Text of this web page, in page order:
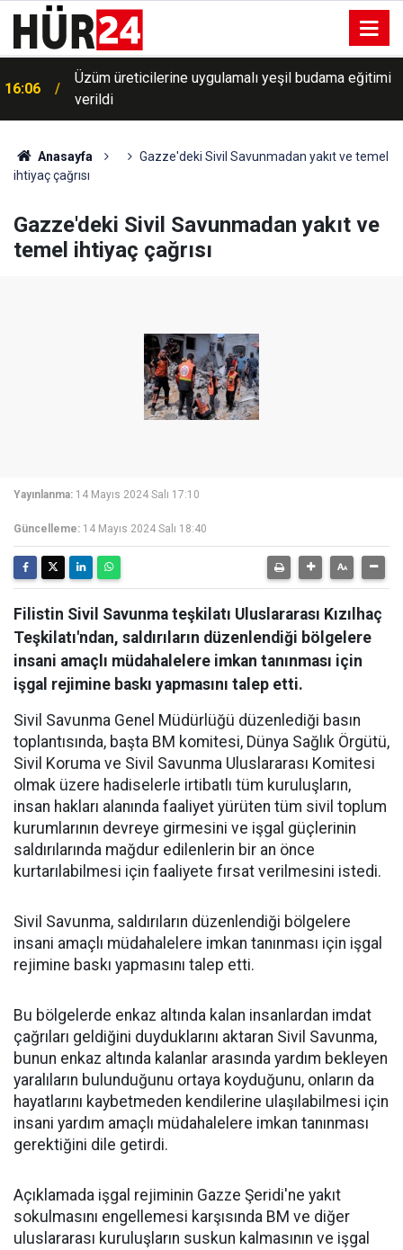
16:06
Üzüm üreticilerine uygulamalı yeşil budama eğitimi
verildi
Anasayfa
Gazze'deki Sivil Savunmadan yakıt ve temel
ihtiyaç çağrısı
Gazze'deki Sivil Savunmadan yakıt ve
temel ihtiyaç çağrısı
Yayınlanma: 14 Mayıs 2024 Salı 17:10
Güncelleme: 14 Mayıs 2024 Salı 18:40
Filistin Sivil Savunma teşkilatı Uluslararası Kızılhaç
Teşkilatı'ndan, saldırıların düzenlendiği bölgelere
insani amaçlı müdahalelere imkan tanınması için
işgal rejimine baskı yapmasını talep etti.
Sivil Savunma Genel Müdürlüğü düzenlediği basın
toplantısında, başta BM komitesi, Dünya Sağlık Örgütü,
Sivil Koruma ve Sivil Savunma Uluslararası Komitesi
olmak üzere hadiselerle irtibatlı tüm kuruluşların,
insan hakları alanında faaliyet yürüten tüm sivil toplum
kurumlarının devreye girmesini ve işgal güçlerinin
saldırılarında mağdur edilenlerin bir an önce
kurtarılabilmesi için faaliyete fırsat verilmesini istedi.
Sivil Savunma, saldırıların düzenlendiği bölgelere
insani amaçlı müdahalelere imkan tanınması için işgal
rejimine baskı yapmasını talep etti.
Bu bölgelerde enkaz altında kalan insanlardan imdat
çağrıları geldiğini duyduklarını aktaran Sivil Savunma,
bunun enkaz altında kalanlar arasında yardım bekleyen
yaralıların bulunduğunu ortaya koyduğunu, onların da
hayatlarını kaybetmeden kendilerine ulaşılabilmesi için
insani yardım amaçlı müdahalelere imkan tanınması
gerektiğini dile getirdi.
Açıklamada işgal rejiminin Gazze Şeridi'ne yakıt
sokulmasını engellemesi karşısında BM ve diğer
uluslararası kuruluşların suskun kalmasının ve işgal